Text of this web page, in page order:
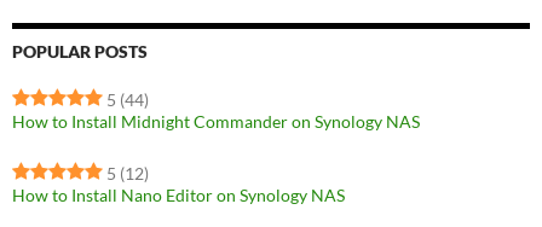
POPULAR POSTS
5 (44)
How to Install Midnight Commander on Synology NAS
5 (12)
How to Install Nano Editor on Synology NAS